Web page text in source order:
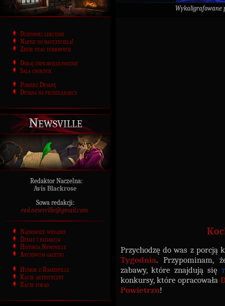
Dzienniki lekcyjne
Napisz do nauczyciela!
Zbiór prac domowych
Dodaj usprawiedliwienie
Sala chorych
Pobierz Devanę
Devana na przeglądarce
Newsville
Redaktor Naczelna:
Avis Blackrose
Sowa redakcji:
red.newsville@gmail.com
Najnowsze wydanie
Działy i redakcja
Historia Newsville
Archiwum gazetki
Humor z Ramesville
Kącik artystyczny
Kącik porad
Wykaligrafowane
Przychodzę do was z
Tygodnia. Przypominam,
zabawy, które znajdują się
konkursy, które opracowała
Powietrzu!